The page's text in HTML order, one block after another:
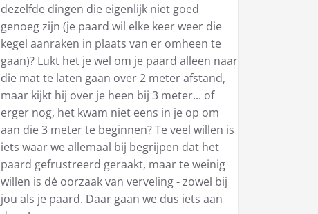
dezelfde dingen die eigenlijk niet goed
genoeg zijn (je paard wil elke keer weer die
kegel aanraken in plaats van er omheen te
gaan)? Lukt het je wel om je paard alleen naar
die mat te laten gaan over 2 meter afstand,
maar kijkt hij over je heen bij 3 meter... of
erger nog, het kwam niet eens in je op om
aan die 3 meter te beginnen? Te veel willen is
iets waar we allemaal bij begrijpen dat het
paard gefrustreerd geraakt, maar te weinig
willen is dé oorzaak van verveling - zowel bij
jou als je paard. Daar gaan we dus iets aan